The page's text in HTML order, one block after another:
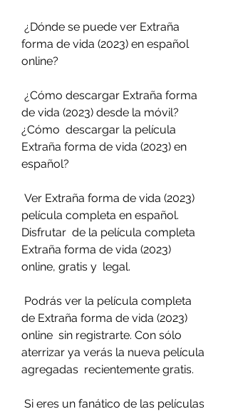
forma de vida (2023) en español
online?
de vida (2023) desde la móvil?
¿Cómo  descargar la película
Extraña forma de vida (2023) en
español?
película completa en español.
Disfrutar  de la película completa
Extraña forma de vida (2023)
online, gratis y  legal.
de Extraña forma de vida (2023)
online  sin registrarte. Con sólo
aterrizar ya verás la nueva película
agregadas  recientemente gratis.